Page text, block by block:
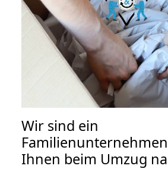
Wir sind ein
Ihnen beim Umzug